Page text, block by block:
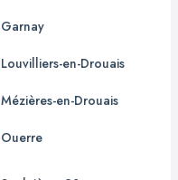
Garnay
Louvilliers-en-Drouais
Mézières-en-Drouais
Ouerre